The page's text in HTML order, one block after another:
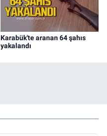
Karabük'te aranan 64 şahıs
yakalandı